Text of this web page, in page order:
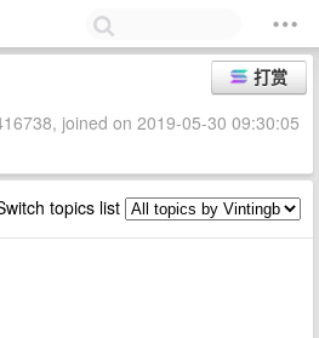
打赏
joined on 2019-05-30 09:30:05
topics list